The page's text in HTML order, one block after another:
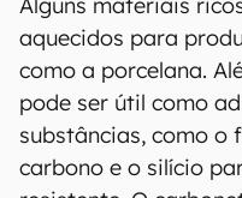
variedade de
porque eles podem
átomos e criar
silicatos, como o
principais
tipo de cimento